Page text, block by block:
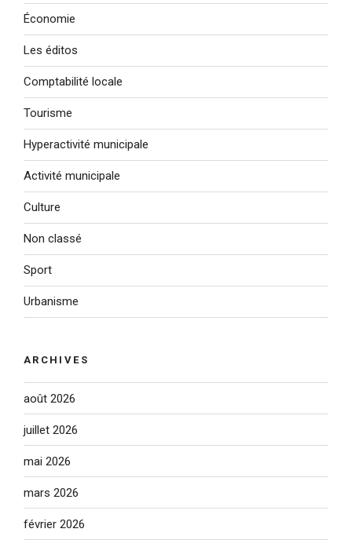
Économie
Les éditos
Comptabilité locale
Tourisme
Hyperactivité municipale
Activité municipale
Culture
Non classé
Sport
Urbanisme
ARCHIVES
août 2026
juillet 2026
mai 2026
mars 2026
février 2026